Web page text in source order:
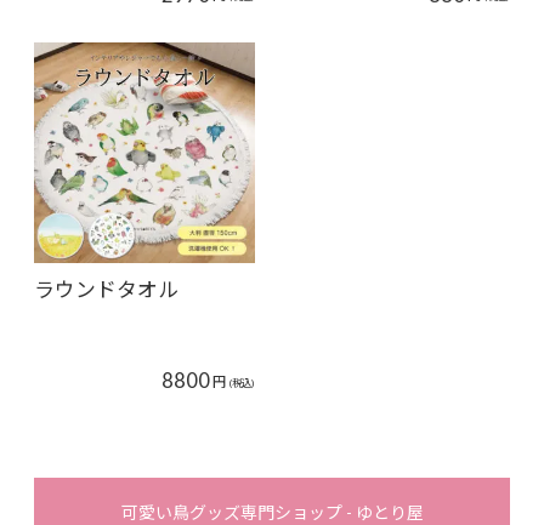
ラウンドタオル
8800円 (税込)
可愛い鳥グッズ専門ショップ - ゆとり屋